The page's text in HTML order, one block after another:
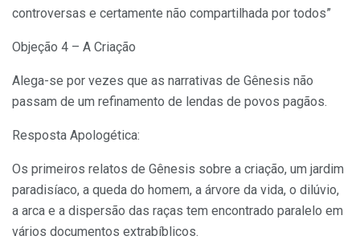
controversas e certamente não compartilhada por todos”
Objeção 4 – A Criação
Alega-se por vezes que as narrativas de Gênesis não
passam de um refinamento de lendas de povos pagãos.
Resposta Apologética:
Os primeiros relatos de Gênesis sobre a criação, um jardim
paradisíaco, a queda do homem, a árvore da vida, o dilúvio,
a arca e a dispersão das raças tem encontrado paralelo em
vários documentos extrabíblicos.